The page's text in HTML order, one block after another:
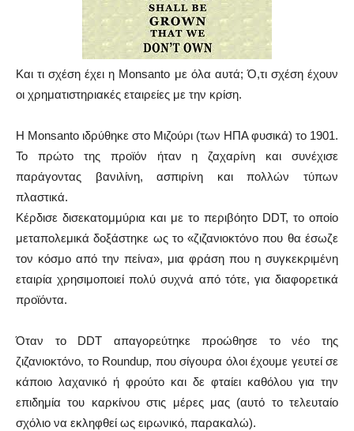
Και τι σχέση έχει η Monsanto με όλα αυτά; Ό,τι σχέση έχουν
οι χρηματιστηριακές εταιρείες με την κρίση.
Η Monsanto ιδρύθηκε στο Μιζούρι (των ΗΠΑ φυσικά) το 1901.
Το πρώτο της προϊόν ήταν η ζαχαρίνη και συνέχισε
παράγοντας βανιλίνη, ασπιρίνη και πολλών τύπων
πλαστικά.
Κέρδισε δισεκατομμύρια και με το περιβόητο DDT, το οποίο
μεταπολεμικά δοξάστηκε ως το «ζιζανιοκτόνο που θα έσωζε
τον κόσμο από την πείνα», μια φράση που η συγκεκριμένη
εταιρία χρησιμοποιεί πολύ συχνά από τότε, για διαφορετικά
προϊόντα.
Όταν το DDT απαγορεύτηκε προώθησε το νέο της
ζιζανιοκτόνο, το Roundup, που σίγουρα όλοι έχουμε γευτεί σε
κάποιο λαχανικό ή φρούτο και δε φταίει καθόλου για την
επιδημία του καρκίνου στις μέρες μας (αυτό το τελευταίο
σχόλιο να εκληφθεί ως ειρωνικό, παρακαλώ).